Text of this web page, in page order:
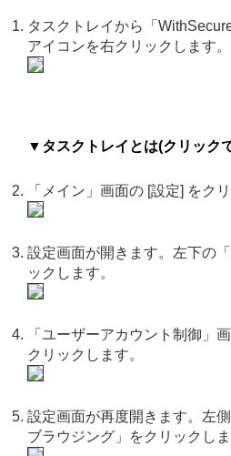
タスクトレイから「
アイコンを右クリックします。
▼タスクトレイとは(クリック
「メイン」画面の [設定] をク
設定画面が開きます。左下の
ックします。
「ユーザーアカウント制御」
クリックします。
設定画面が再度開きます。左
ブラウジング」をクリックしま